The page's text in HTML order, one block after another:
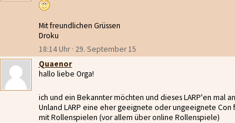
Mit freundlichen Grüssen
Droku
18:14 Uhr · 29. September 15
Quaenor
hallo liebe Orga!
ich und ein Bekannter möchten und dieses LARP'en mal
Unland LARP eine eher geeignete oder ungeeignete
mit Rollenspielen (vor allem über online Rollenspiele)